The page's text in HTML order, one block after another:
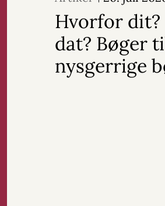
Hvorfor
dat? Bøger
nysgerrige